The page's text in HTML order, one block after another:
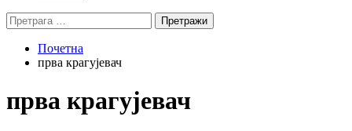
Претрага
за:
Почетна
прва крагујевач
прва крагујевач